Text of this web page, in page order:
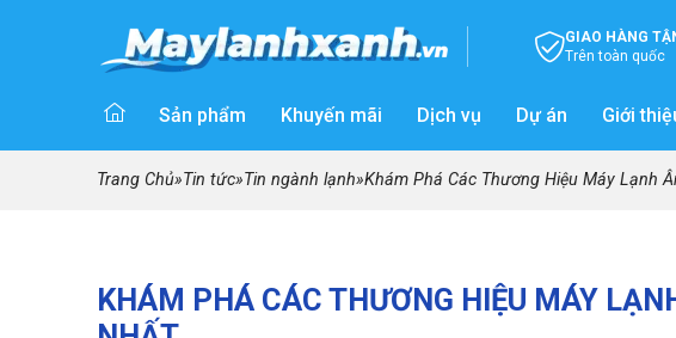
GIAO HÀNG
Trên toàn quốc
Sản phẩm Khuyến mãi Dịch vụ Dự án Giới
Trang Chủ»Tin tức»Tin ngành lạnh»Khám Phá Các Thương Hiệu Máy Lạnh
KHÁM PHÁ CÁC THƯƠNG HIỆU MÁY